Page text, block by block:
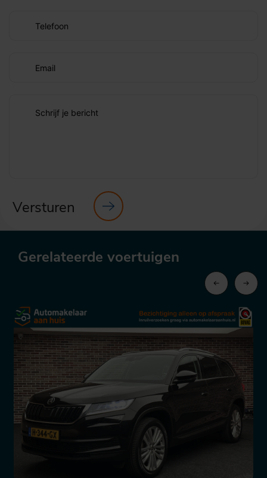
Telefoon
Email
Schrijf je bericht
Versturen
Gerelateerde voertuigen